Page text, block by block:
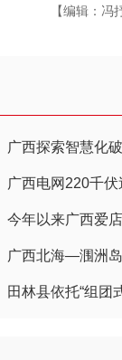
【编辑：冯
广西探索智慧化
广西电网220千
今年以来广西爱
广西北海—涠洲
田林县依托“组团